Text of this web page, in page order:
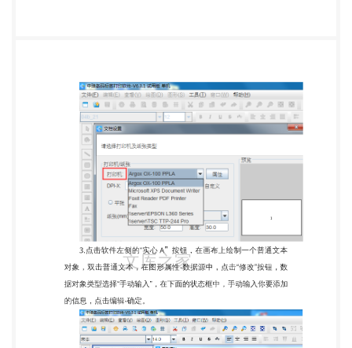
线条的方法如上，可以按照以上方法，在标 签上添加
信息。最终效果如图所示： 标签制作好之后，可以
直接连接打印机进行打印，如果出现打 印偏移或者打
印不全的情况，你可以检查下软件里面的纸张设置是
否跟打印机首选项里面的纸张设置保持一致，如果打
印机首选项里 面的纸张设置没有你需求的尺寸，你可
以点击新建，根据你的标签 尺寸新建一个尺寸 在卷
中可以设置一下标签感应器，如果标签有间距，在标
签感 应器中选择标签间距，如果没有，可以不用选，
设置好之后，点击 确定。 在打印方式中，可以根
据自己的需求选择热敏或者热转印，设 置好之后，可